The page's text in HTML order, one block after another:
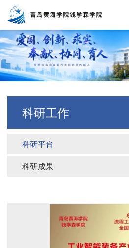
科研工作
科研平台
科研成果